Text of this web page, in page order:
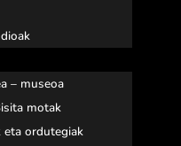
– museoa
motak
eta ordutegiak